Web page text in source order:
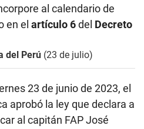
al calendario de
en el artículo 6del Decreto
del Perú (23 de julio)
23 de junio de 2023, el
aprobó la ley que declara a
al capitán FAP José